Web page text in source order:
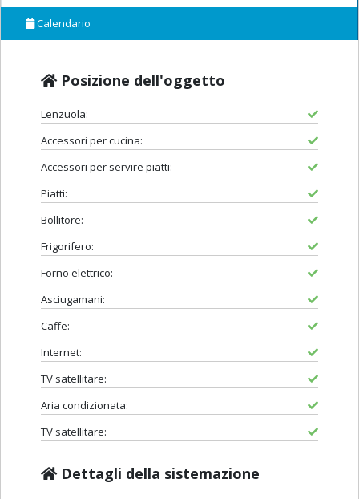
Calendario
Posizione dell'oggetto
Lenzuola:
Accessori per cucina:
Accessori per servire piatti:
Piatti:
Bollitore:
Frigorifero:
Forno elettrico:
Asciugamani:
Caffe:
Internet:
TV satellitare:
Aria condizionata:
TV satellitare:
Dettagli della sistemazione